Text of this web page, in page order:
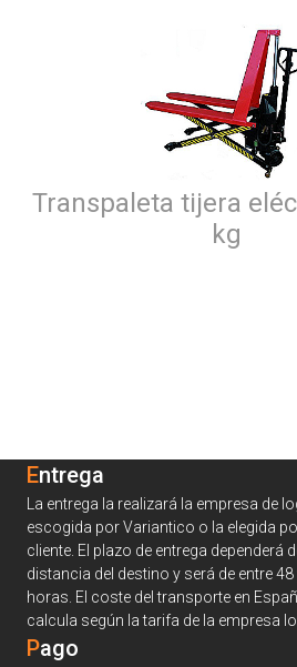
Transpaleta tijera
kg
Entrega
La entrega la realizará la empresa de
escogida por Variantico o la elegida
cliente. El plazo de entrega dependerá
distancia del destino y será de entre 48
horas. El coste del transporte en
calcula según la tarifa de la empresa
Pago